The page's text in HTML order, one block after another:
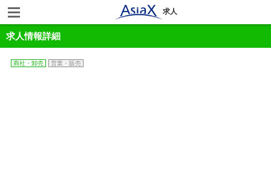
求人
求人情報詳細
商社・卸売 営業・販売